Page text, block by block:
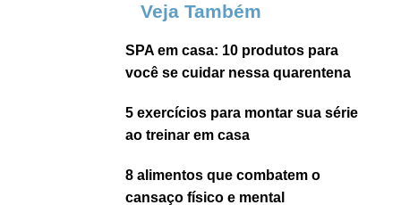
Veja Também
SPA em casa: 10 produtos para
você se cuidar nessa quarentena
5 exercícios para montar sua série
ao treinar em casa
8 alimentos que combatem o
cansaço físico e mental